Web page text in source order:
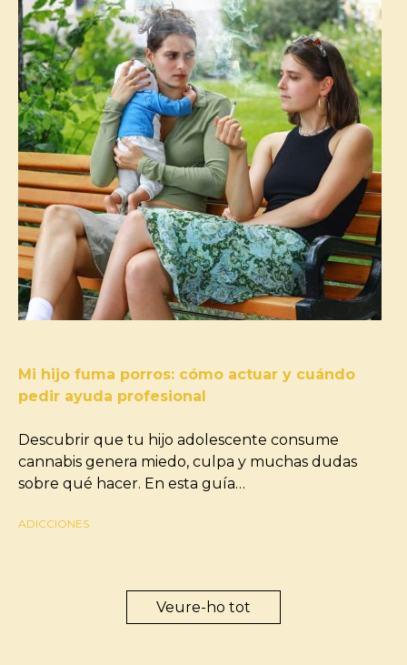
Mi hijo fuma porros: cómo actuar y cuándo
pedir ayuda profesional
Descubrir que tu hijo adolescente consume
cannabis genera miedo, culpa y muchas dudas
sobre qué hacer. En esta guía…
ADICCIONES
Veure-ho tot